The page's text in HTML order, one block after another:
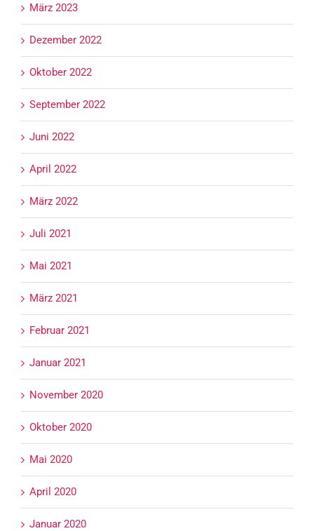
März 2023
Dezember 2022
Oktober 2022
September 2022
Juni 2022
April 2022
März 2022
Juli 2021
Mai 2021
März 2021
Februar 2021
Januar 2021
November 2020
Oktober 2020
Mai 2020
April 2020
Januar 2020